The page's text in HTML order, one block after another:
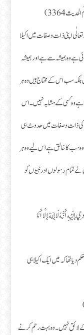
اپنی ذات وصفات میں اکیلا
ہے وہ ہمیشہ سے ہے اور ہمیشہ
سب اس کے محتاج ہیں وہ ہر
ہے وہ کسی کے مشابہ نہیں۔ اس
کی ذات وصفات میں حدوث ہی
سب کا خالق ہے اس لیے وہ ہر
نے تمام رسولوں اور نبیوں کو
أَنَّهُ لَا إِلَهَ إِلَّا أَنَا
تھا کہ میں ایک اکیلا ہی
لائق نہیں۔ وہ بہت رحم کرنے